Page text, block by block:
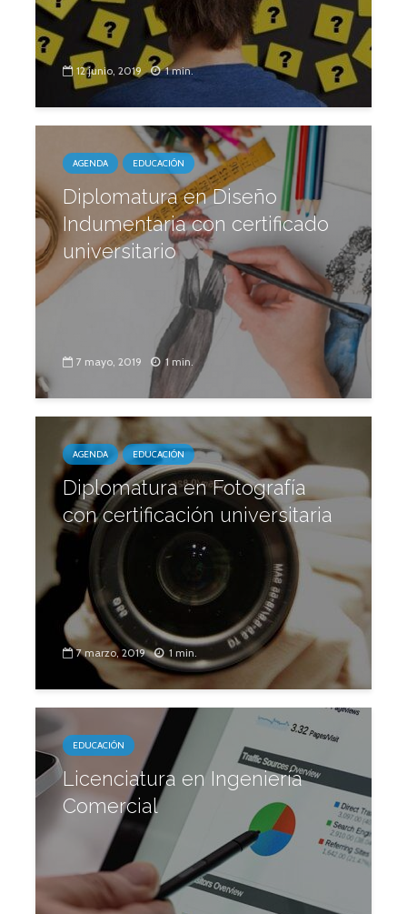
12 junio, 2019 1 min.
AGENDA EDUCACIÓN
Diplomatura en Diseño
Indumentaria con certificado
universitario
7 mayo, 2019 1 min.
AGENDA EDUCACIÓN
Diplomatura en Fotografía
con certificación universitaria
7 marzo, 2019 1 min.
EDUCACIÓN
Licenciatura en Ingeniería
Comercial